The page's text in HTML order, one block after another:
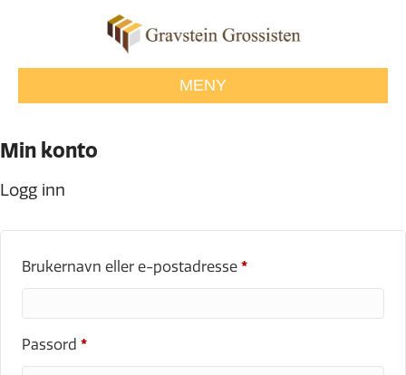
MENY
Min konto
Logg inn
Brukernavn eller e-postadresse *Påkrevd
Passord *Påkrevd